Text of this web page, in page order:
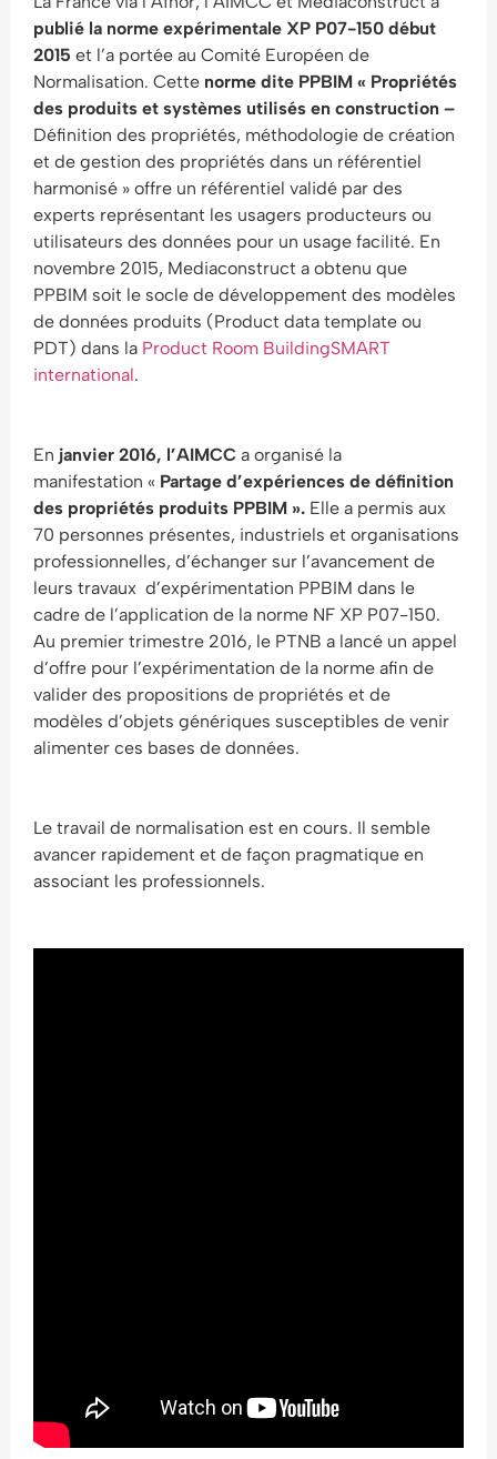
publié la norme expérimentale XP P07-150 début
2015 et l’a portée au Comité Européen de
Normalisation. Cette norme dite PPBIM « Propriétés
des produits et systèmes utilisés en construction –
Définition des propriétés, méthodologie de création
et de gestion des propriétés dans un référentiel
harmonisé » offre un référentiel validé par des
experts représentant les usagers producteurs ou
utilisateurs des données pour un usage facilité. En
novembre 2015, Mediaconstruct a obtenu que
PPBIM soit le socle de développement des modèles
de données produits (Product data template ou
PDT) dans la Product Room BuildingSMART
international.
En janvier 2016, l’AIMCC a organisé la
manifestation « Partage d’expériences de définition
des propriétés produits PPBIM ». Elle a permis aux
70 personnes présentes, industriels et organisations
professionnelles, d’échanger sur l’avancement de
leurs travaux d’expérimentation PPBIM dans le
cadre de l’application de la norme NF XP P07-150.
Au premier trimestre 2016, le PTNB a lancé un appel
d’offre pour l’expérimentation de la norme afin de
valider des propositions de propriétés et de
modèles d’objets génériques susceptibles de venir
alimenter ces bases de données.
Le travail de normalisation est en cours. Il semble
avancer rapidement et de façon pragmatique en
associant les professionnels.